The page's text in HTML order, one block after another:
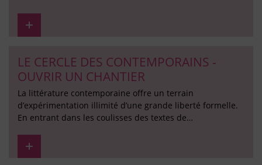
LE CERCLE DES CONTEMPORAINS -
OUVRIR UN CHANTIER
La littérature contemporaine offre un terrain
d’expérimentation illimité d’une grande liberté formelle.
En entrant dans les coulisses des textes de…